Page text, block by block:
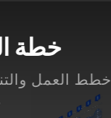
خطة
خطط العمل